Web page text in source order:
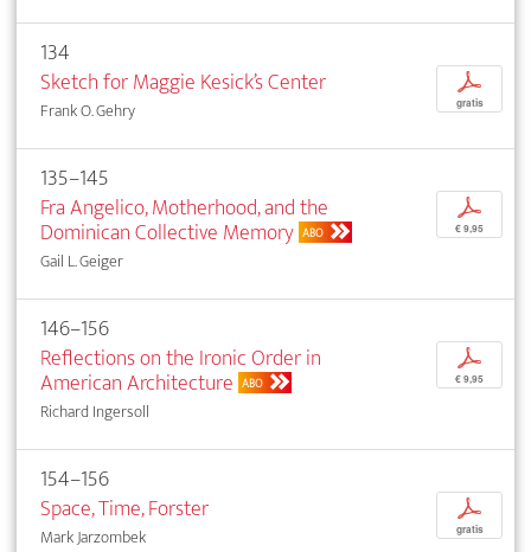
134
Sketch for Maggie Kesick’s Center
Frank O. Gehry
p
gratis
135–145
Fra Angelico, Motherhood, and the
Dominican Collective Memory ABO
Gail L. Geiger
p
€ 9,95
146–156
Reflections on the Ironic Order in
American Architecture ABO
Richard Ingersoll
p
€ 9,95
154–156
Space, Time, Forster
Mark Jarzombek
p
gratis